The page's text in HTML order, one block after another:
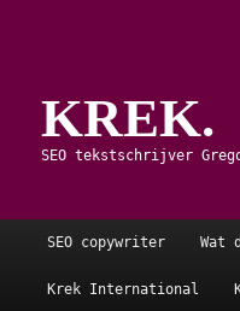
primaire
inhoud
secundaire
inhoudKREK.
SEO tekstschrijver
Hoofdmenu
SEO copywriter Wat
Krek International